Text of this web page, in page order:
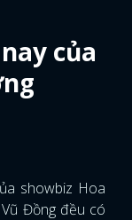
của
showbiz Hoa
Đồng đều có